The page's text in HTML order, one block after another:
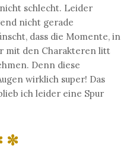
schlecht. Leider
nicht gerade
dass die Momente, in
mit den Charakteren litt
Denn diese
wirklich super! Das
ich leider eine Spur
✼